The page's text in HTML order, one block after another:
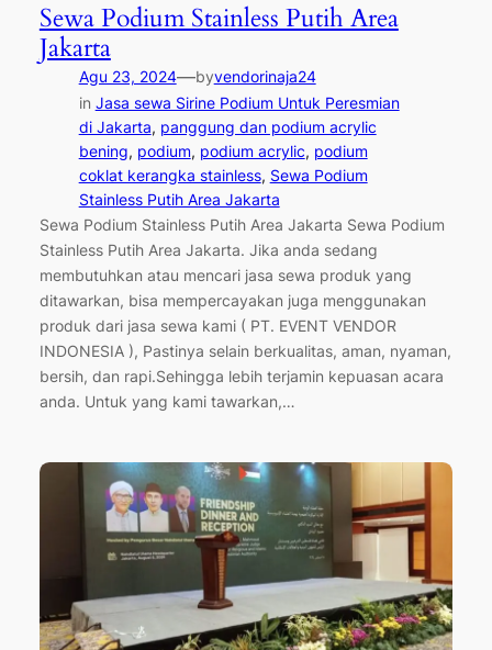
Sewa Podium Stainless Putih Area
Jakarta
Agu 23, 2024—byvendorinaja24
in Jasa sewa Sirine Podium Untuk Peresmian
di Jakarta, panggung dan podium acrylic
bening, podium, podium acrylic, podium
coklat kerangka stainless, Sewa Podium
Stainless Putih Area Jakarta
Sewa Podium Stainless Putih Area Jakarta Sewa Podium
Stainless Putih Area Jakarta. Jika anda sedang
membutuhkan atau mencari jasa sewa produk yang
ditawarkan, bisa mempercayakan juga menggunakan
produk dari jasa sewa kami ( PT. EVENT VENDOR
INDONESIA ), Pastinya selain berkualitas, aman, nyaman,
bersih, dan rapi.Sehingga lebih terjamin kepuasan acara
anda. Untuk yang kami tawarkan,…